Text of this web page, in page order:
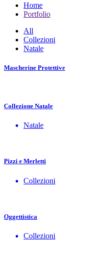
Home
Portfolio
All
Collezioni
Natale
Mascherine Protettive
Collezione Natale
Natale
Pizzi e Merletti
Collezioni
Oggettistica
Collezioni